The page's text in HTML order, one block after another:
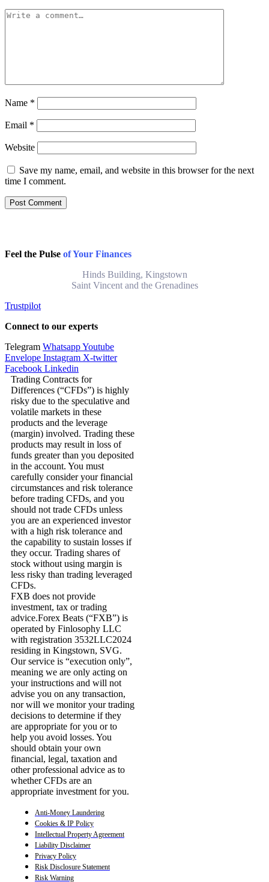
Name *
Email *
Website
Save my name, email, and website in this browser for the next
time I comment.
Feel the Pulse of Your Finances
Hinds Building, Kingstown
Saint Vincent and the Grenadines
Trustpilot
Connect to our experts
Telegram WhatsappYoutube
Envelope Instagram X-twitter
Facebook Linkedin
Trading Contracts for
Differences (“CFDs”) is highly
risky due to the speculative and
volatile markets in these
products and the leverage
(margin) involved. Trading these
products may result in loss of
funds greater than you deposited
in the account. You must
carefully consider your financial
circumstances and risk tolerance
before trading CFDs, and you
should not trade CFDs unless
you are an experienced investor
with a high risk tolerance and
the capability to sustain losses if
they occur. Trading shares of
stock without using margin is
less risky than trading leveraged
CFDs.
FXB does not provide
investment, tax or trading
advice.Forex Beats (“FXB”) is
operated by Finlosophy LLC
with registration 3532LLC2024
residing in Kingstown, SVG.
Our service is “execution only”,
meaning we are only acting on
your instructions and will not
advise you on any transaction,
nor will we monitor your trading
decisions to determine if they
are appropriate for you or to
help you avoid losses. You
should obtain your own
financial, legal, taxation and
other professional advice as to
whether CFDs are an
appropriate investment for you.
Anti-Money Laundering
Cookies & IP Policy
Intellectual Property Agreement
Liability Disclaimer
Privacy Policy
Risk Disclosure Statement
Risk Warning